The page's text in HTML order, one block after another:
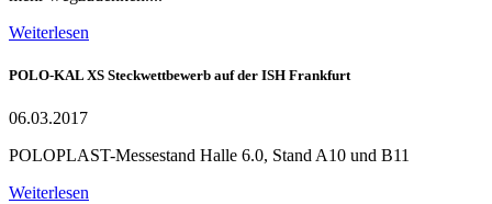
Weiterlesen
POLO-KAL XS Steckwettbewerb auf der ISH Frankfurt
06.03.2017
POLOPLAST-Messestand Halle 6.0, Stand A10 und B11
Weiterlesen